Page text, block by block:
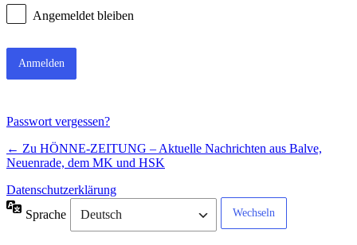
Angemeldet bleiben
Passwort vergessen?
← Zu HÖNNE-ZEITUNG – Aktuelle Nachrichten aus Balve,
Neuenrade, dem MK und HSK
Datenschutzerklärung
Sprache